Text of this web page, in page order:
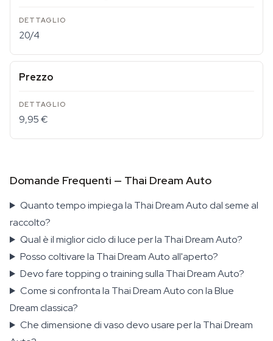
20/4
Prezzo
9,95 €
Domande Frequenti — Thai Dream Auto
Quanto tempo impiega la Thai Dream Auto dal seme al
raccolto?
Qual è il miglior ciclo di luce per la Thai Dream Auto?
Posso coltivare la Thai Dream Auto all'aperto?
Devo fare topping o training sulla Thai Dream Auto?
Come si confronta la Thai Dream Auto con la Blue
Dream classica?
Che dimensione di vaso devo usare per la Thai Dream